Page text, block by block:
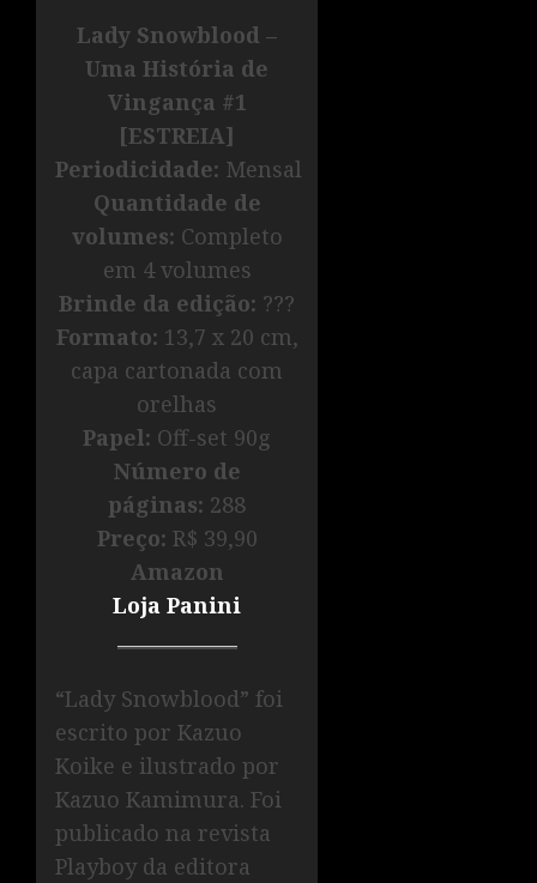
Lady Snowblood –
Uma História de
Vingança #1
[ESTREIA]
Periodicidade: Mensal
Quantidade de
volumes: Completo
em 4 volumes
Brinde da edição: ???
Formato: 13,7 x 20 cm,
capa cartonada com
orelhas
Papel: Off-set 90g
Número de
páginas: 288
Preço: R$ 39,90
Amazon
Loja Panini
“Lady Snowblood” foi
escrito por Kazuo
Koike e ilustrado por
Kazuo Kamimura. Foi
publicado na revista
Playboy da editora